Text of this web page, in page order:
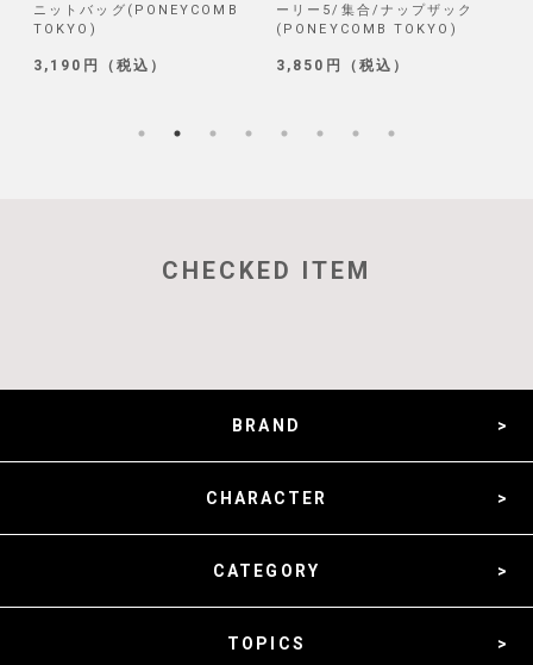
ニットバッグ(PONEYCOMB
TOKYO)
3,190円（税込）
ーリー5/集合/ナップザック
(PONEYCOMB TOKYO)
3,850円（税込）
CHECKED ITEM
BRAND
CHARACTER
CATEGORY
TOPICS